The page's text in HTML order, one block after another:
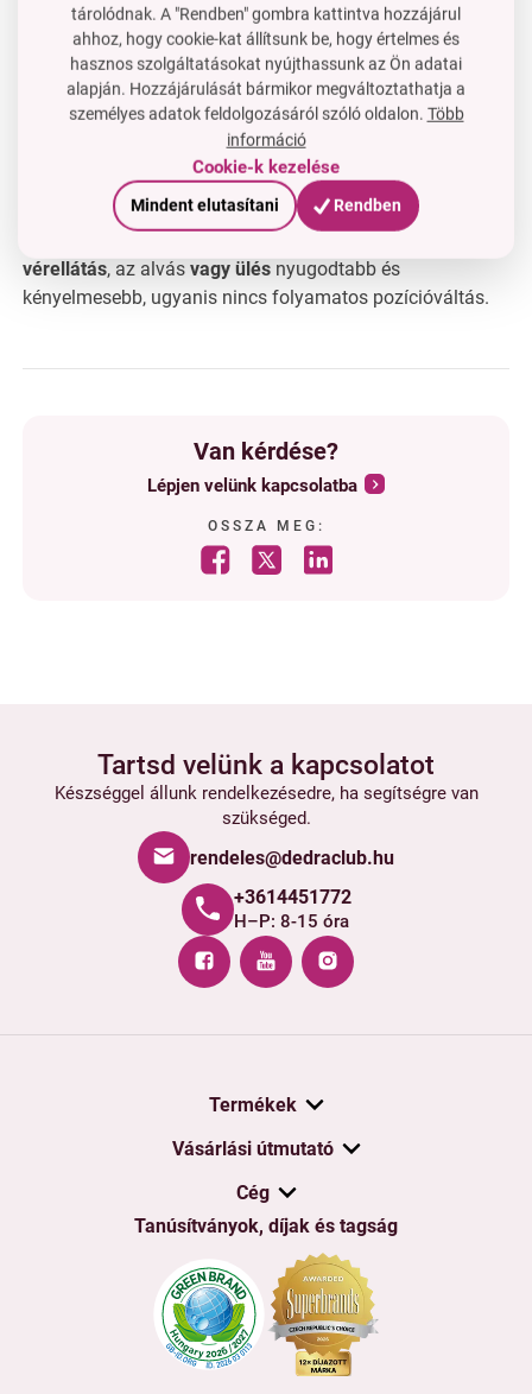
Az ANATOMIXX® memóriahab a test által felmelegítve
megpuhul, és a „lassú visszatérés az eredeti állapotba
hatásának köszönhetően csökkenti a nyomást a kiemelt
pontokon, és megakadályozza a kellemetlen nyomásokat
Az ANATOMIXX® memóriahab egyforradalmi anyag
amelyet a legjobb matracokhoz vagy anatómiai
vérellátás, az alvás vagy ülés nyugodtabb és
kényelmesebb, ugyanis nincs folyamatos pozícióváltás.
Van kérdése?
Lépjen velünk kapcsolatba
OSSZA MEG:
Tartsd velünk a kapcsolatot
Készséggel állunk rendelkezésedre, ha segítségre van
szükséged.
rendeles@dedraclub.hu
+3614451772
H–P: 8-15 óra
Termékek
Vásárlási útmutató
Cég
Tanúsítványok, díjak és tagság
tárolódnak. A "Rendben" gombra kattintva hozzájárul
ahhoz, hogy cookie-kat állítsunk be, hogy értelmes és
hasznos szolgáltatásokat nyújthassunk az Ön adatai
alapján. Hozzájárulását bármikor megváltoztathatja a
személyes adatok feldolgozásáról szóló oldalon. Több
információ
Cookie-k kezelése
Mindent elutasítani Rendben